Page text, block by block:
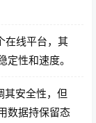
在线平台，其
性和速度。
安全性，但
数据持保留态